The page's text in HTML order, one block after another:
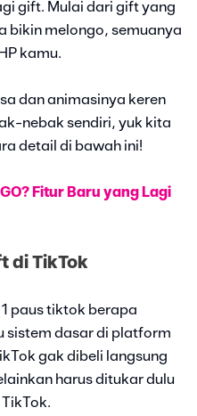
gift. Mulai dari gift yang
bikin melongo, semuanya
kamu.
dan animasinya keren
nebak sendiri, yuk kita
detail di bawah ini!
Fitur Baru yang Lagi
di TikTok
paus tiktok berapa
sistem dasar di platform
gak dibeli langsung
harus ditukar dulu